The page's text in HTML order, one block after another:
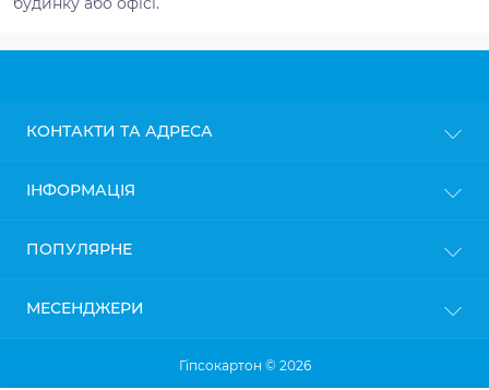
КОНТАКТИ ТА АДРЕСА
Пн-Пт: з 9до 18
ІНФОРМАЦІЯ
Доставка
Політика конфіденційності
ПОПУЛЯРНЕ
Профіль для гіпсокартону
МЕСЕНДЖЕРИ
Гіпсокартон © 2026